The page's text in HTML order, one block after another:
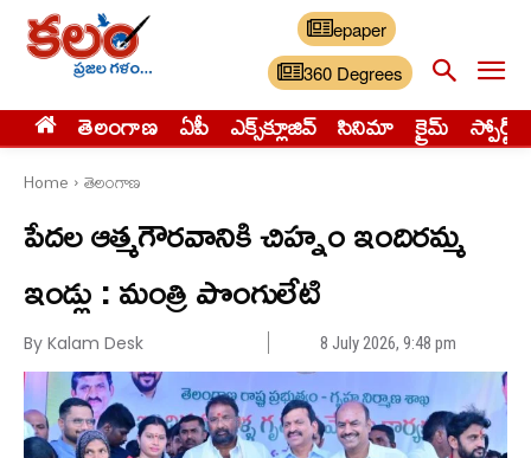
epaper
360 Degrees
తెలంగాణ ఏపీ ఎక్స్‌క్లూజివ్‌ సినిమా క్రైమ్ స్పోర్ట్స్
Home తెలంగాణ
పేదల ఆత్మగౌరవానికి చిహ్నం ఇందిరమ్మ
ఇండ్లు : మంత్రి పొంగులేటి
By Kalam Desk 8 July 2026, 9:48 pm